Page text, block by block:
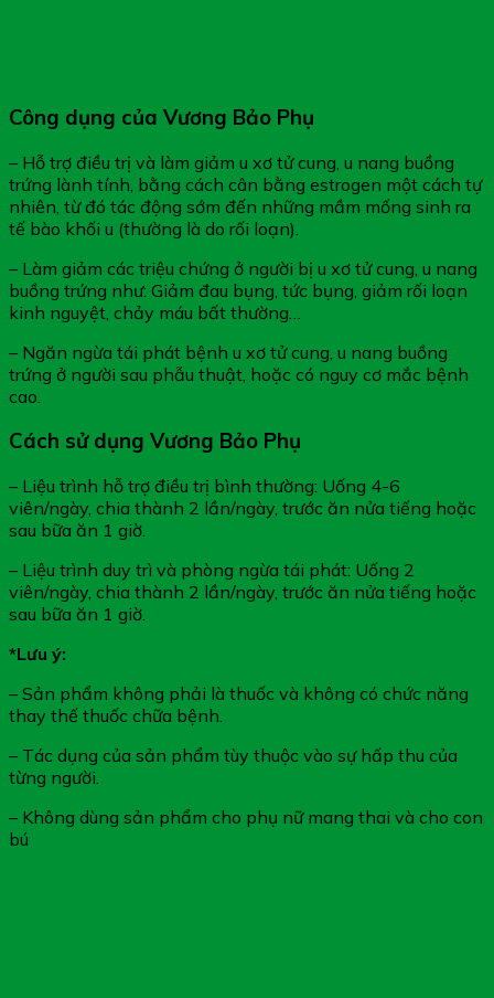
Công dụng của Vương Bảo Phụ
– Hỗ trợ điều trị và làm giảm u xơ tử cung, u nang buồng
trứng lành tính, bằng cách cân bằng estrogen một cách tự
nhiên, từ đó tác động sớm đến những mầm mống sinh ra
tế bào khối u (thường là do rối loạn).
– Làm giảm các triệu chứng ở người bị u xơ tử cung, u nang
buồng trứng như: Giảm đau bụng, tức bụng, giảm rối loạn
kinh nguyệt, chảy máu bất thường…
– Ngăn ngừa tái phát bệnh u xơ tử cung, u nang buồng
trứng ở người sau phẫu thuật, hoặc có nguy cơ mắc bệnh
cao.
Cách sử dụng Vương Bảo Phụ
– Liệu trình hỗ trợ điều trị bình thường: Uống 4-6
viên/ngày, chia thành 2 lần/ngày, trước ăn nửa tiếng hoặc
sau bữa ăn 1 giờ.
– Liệu trình duy trì và phòng ngừa tái phát: Uống 2
viên/ngày, chia thành 2 lần/ngày, trước ăn nửa tiếng hoặc
sau bữa ăn 1 giờ.
*Lưu ý:
– Sản phẩm không phải là thuốc và không có chức năng
thay thế thuốc chữa bệnh.
– Tác dụng của sản phẩm tùy thuộc vào sự hấp thu của
từng người.
– Không dùng sản phẩm cho phụ nữ mang thai và cho con
bú